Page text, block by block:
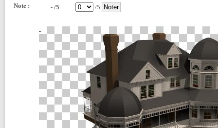
Note :
- /5 /5